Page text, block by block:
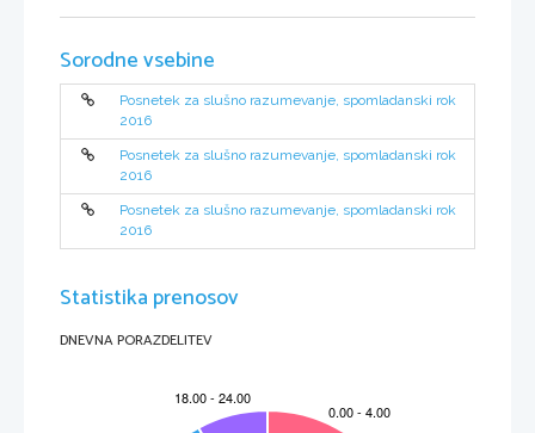
Sorodne vsebine
Posnetek za slušno razumevanje, spomladanski rok
2016
Posnetek za slušno razumevanje, spomladanski rok
2016
Posnetek za slušno razumevanje, spomladanski rok
2016
Statistika prenosov
DNEVNA PORAZDELITEV